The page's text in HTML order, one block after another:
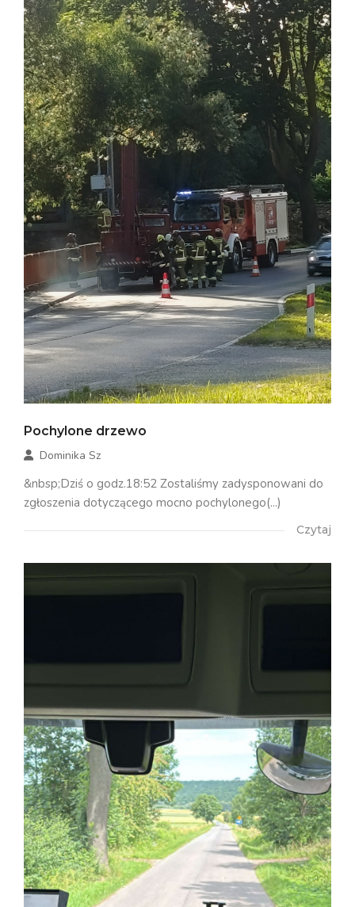
Pochylone drzewo
Dominika Sz
&nbsp;Dziś o godz.18:52 Zostaliśmy zadysponowani do
zgłoszenia dotyczącego mocno pochylonego(...)
Czytaj